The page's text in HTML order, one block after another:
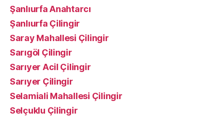
Şanlıurfa Anahtarcı
Şanlıurfa Çilingir
Saray Mahallesi Çilingir
Sarıgöl Çilingir
Sarıyer Acil Çilingir
Sarıyer Çilingir
Selamiali Mahallesi Çilingir
Selçuklu Çilingir